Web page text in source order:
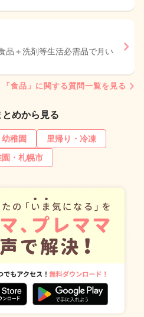
品＋洗剤等生活必需品で月い
「食品」に関する質問一覧を見る
めから見る
稚園
里帰り・冷凍
園・札幌市